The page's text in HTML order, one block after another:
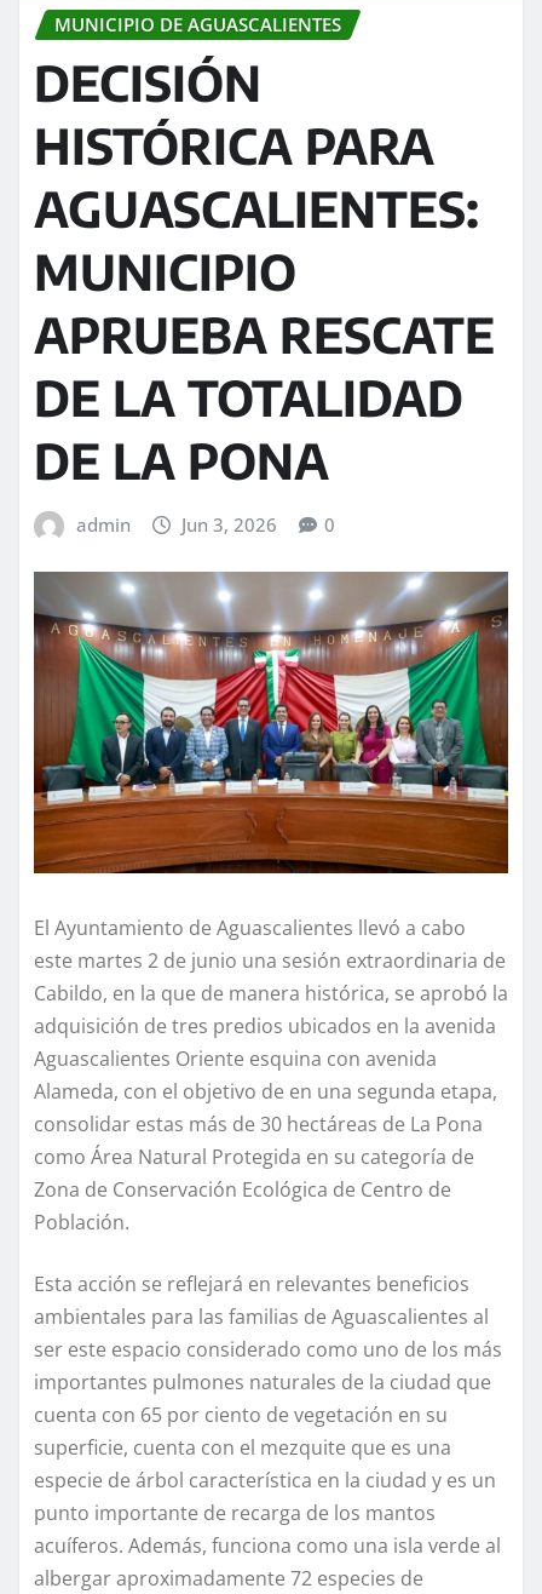
MUNICIPIO DE AGUASCALIENTES
DECISIÓN
HISTÓRICA PARA
AGUASCALIENTES:
MUNICIPIO
APRUEBA RESCATE
DE LA TOTALIDAD
DE LA PONA
admin Jun 3, 2026 0
El Ayuntamiento de Aguascalientes llevó a cabo
este martes 2 de junio una sesión extraordinaria de
Cabildo, en la que de manera histórica, se aprobó la
adquisición de tres predios ubicados en la avenida
Aguascalientes Oriente esquina con avenida
Alameda, con el objetivo de en una segunda etapa,
consolidar estas más de 30 hectáreas de La Pona
como Área Natural Protegida en su categoría de
Zona de Conservación Ecológica de Centro de
Población.
Esta acción se reflejará en relevantes beneficios
ambientales para las familias de Aguascalientes al
ser este espacio considerado como uno de los más
importantes pulmones naturales de la ciudad que
cuenta con 65 por ciento de vegetación en su
superficie, cuenta con el mezquite que es una
especie de árbol característica en la ciudad y es un
punto importante de recarga de los mantos
acuíferos. Además, funciona como una isla verde al
albergar aproximadamente 72 especies de